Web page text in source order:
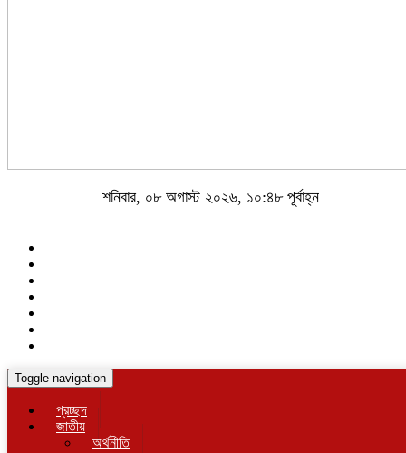
শনিবার, ০৮ অগাস্ট ২০২৬, ১০:৪৮ পূর্বাহ্ন
Toggle navigation
প্রচ্ছদ
জাতীয়
অর্থনীতি